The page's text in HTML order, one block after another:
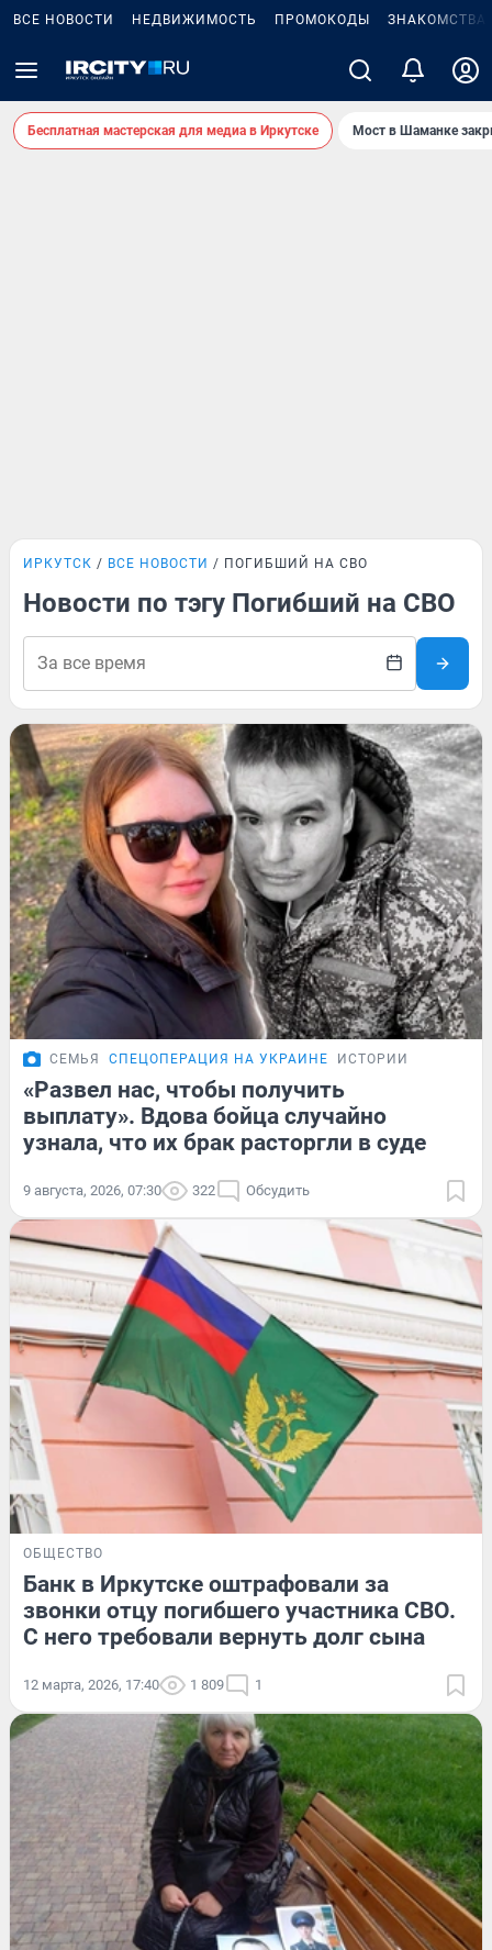
ВСЕ НОВОСТИ НЕДВИЖИМОСТЬ ПРОМОКОДЫ ЗНАКОМСТВА
Бесплатная мастерская для медиа в Иркутске Мост в Шаманке
ИРКУТСК ВСЕ НОВОСТИ ПОГИБШИЙ НА СВО
Новости по тэгу Погибший на СВО
СЕМЬЯ СПЕЦОПЕРАЦИЯ НА УКРАИНЕ ИСТОРИИ
«Развел нас, чтобы получить
выплату». Вдова бойца случайно
узнала, что их брак расторгли в суде
9 августа, 2026, 07:30 322 Обсудить
ОБЩЕСТВО
Банк в Иркутске оштрафовали за
звонки отцу погибшего участника СВО.
С него требовали вернуть долг сына
12 марта, 2026, 17:40 1 809 1